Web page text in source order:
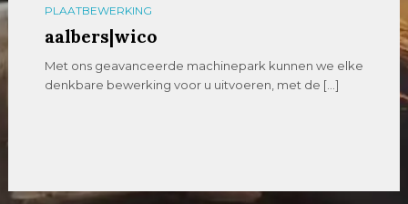
PLAATBEWERKING
aalbers|wico
Met ons geavanceerde machinepark kunnen we elke
denkbare bewerking voor u uitvoeren, met de […]